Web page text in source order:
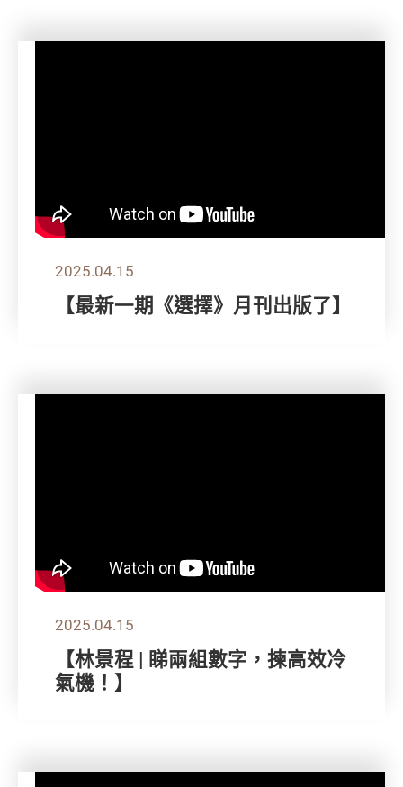
2025.04.15
【最新一期《選擇》月刊出版了】
2025.04.15
【林景程 | 睇兩組數字，揀高效冷
氣機！】